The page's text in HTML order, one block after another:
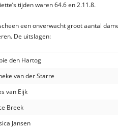
tijden waren 64.6 en 2.11.8.
een onverwacht groot aantal
De uitslagen:
den Hartog
van der Starre
van Eijk
Breek
Jansen